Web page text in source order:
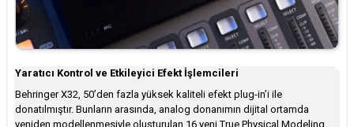
Yaratıcı Kontrol ve Etkileyici Efekt İşlemcileri
Behringer X32, 50’den fazla yüksek kaliteli efekt plug-in’i ile
donatılmıştır. Bunların arasında, analog donanımın dijital ortamda
yeniden modellenmesiyle oluşturulan 16 yeni True Physical Modeling